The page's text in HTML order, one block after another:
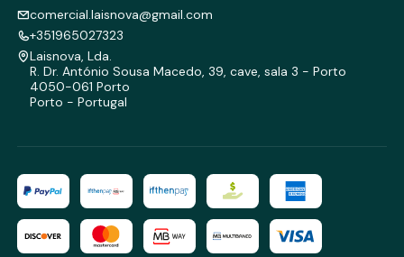
comercial.laisnova@gmail.com
+351965027323
Laisnova, Lda.
R. Dr. António Sousa Macedo, 39, cave, sala 3 - Porto
4050-061 Porto
Porto - Portugal